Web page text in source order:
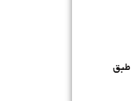
هوایی در ۶۴۰ هزار کیلومتر طبق